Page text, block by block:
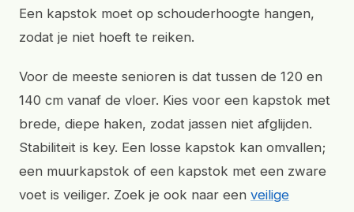
Een kapstok moet op schouderhoogte hangen,
zodat je niet hoeft te reiken.
Voor de meeste senioren is dat tussen de 120 en
140 cm vanaf de vloer. Kies voor een kapstok met
brede, diepe haken, zodat jassen niet afglijden.
Stabiliteit is key. Een losse kapstok kan omvallen;
een muurkapstok of een kapstok met een zware
voet is veiliger. Zoek je ook naar een veilige